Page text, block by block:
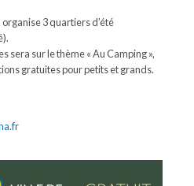
3 quartiers d’été
sera sur le thème « Au Camping »,
gratuites pour petits et grands.